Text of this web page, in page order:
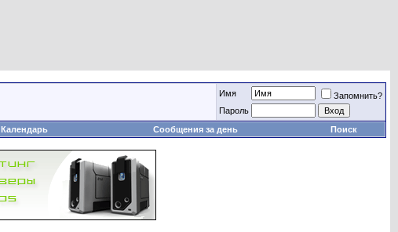
Имя
Запомнить?
Пароль
Календарь Сообщения за день Поиск